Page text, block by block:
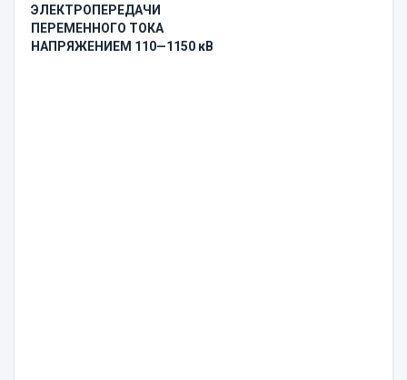
ЭЛЕКТРОПЕРЕДАЧИ
ПЕРЕМЕННОГО ТОКА
НАПРЯЖЕНИЕМ 110—1150 кВ